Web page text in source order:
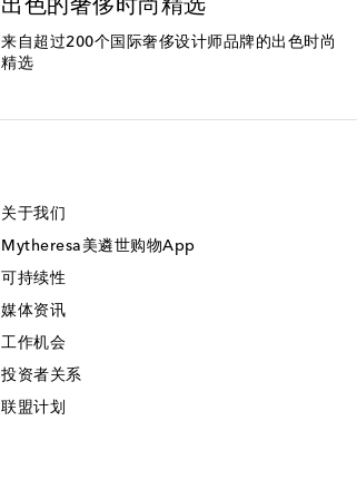
出色的奢侈时尚精选
来自超过200个国际奢侈设计师品牌的出色时尚
精选
关于我们
Mytheresa美遴世购物App
可持续性
媒体资讯
工作机会
投资者关系
联盟计划